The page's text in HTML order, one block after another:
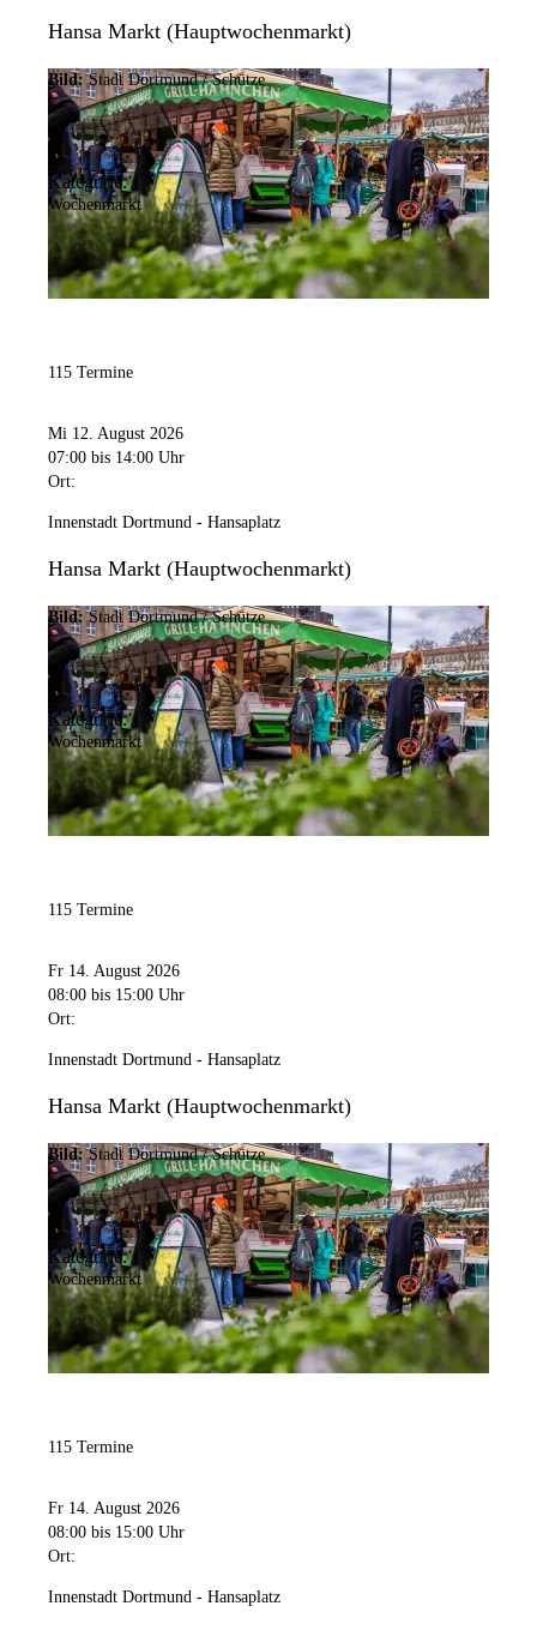
Hansa Markt (Hauptwochenmarkt)
Bild: Stadt Dortmund / Schütze
Kategorie:
Wochenmarkt
115 Termine
Mi 12. August 2026
07:00 bis 14:00 Uhr
Ort:
Innenstadt Dortmund - Hansaplatz
Hansa Markt (Hauptwochenmarkt)
Bild: Stadt Dortmund / Schütze
Kategorie:
Wochenmarkt
115 Termine
Fr 14. August 2026
08:00 bis 15:00 Uhr
Ort:
Innenstadt Dortmund - Hansaplatz
Hansa Markt (Hauptwochenmarkt)
Bild: Stadt Dortmund / Schütze
Kategorie:
Wochenmarkt
115 Termine
Fr 14. August 2026
08:00 bis 15:00 Uhr
Ort:
Innenstadt Dortmund - Hansaplatz